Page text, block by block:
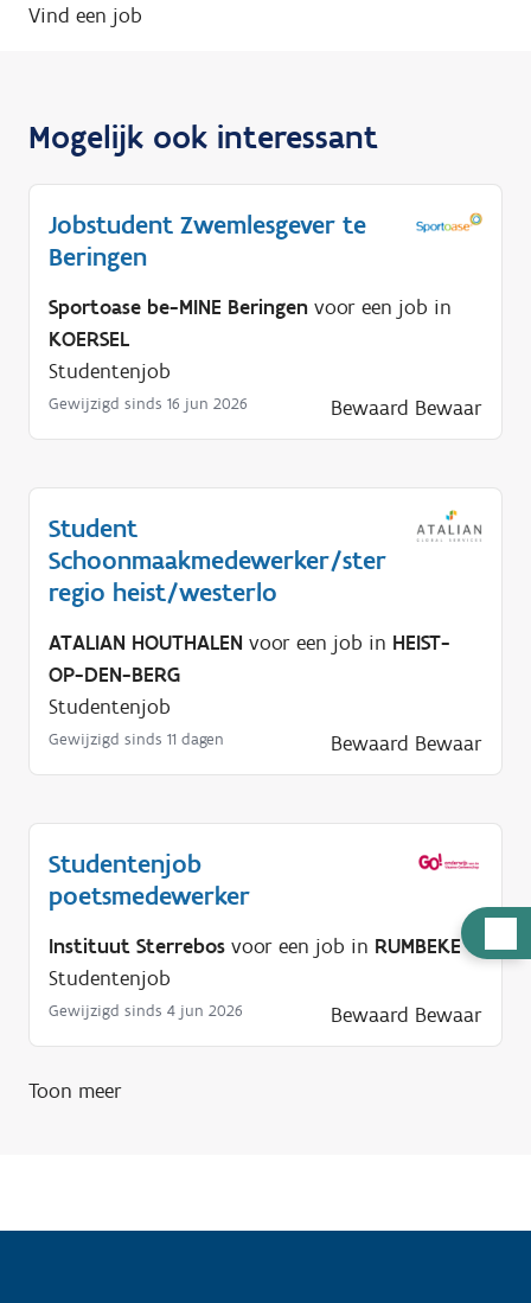
u
p
Vind een job
Mogelijk ook interessant
Jobstudent Zwemlesgever te
Beringen
Sportoase be-MINE Beringen voor een job in
KOERSEL
Studentenjob
Gewijzigd sinds 16 jun 2026 Bewaard Bewaar
Student
Schoonmaakmedewerker/ster
regio heist/westerlo
ATALIAN HOUTHALEN voor een job in HEIST-
OP-DEN-BERG
Studentenjob
Gewijzigd sinds 11 dagen Bewaard Bewaar
Studentenjob
poetsmedewerker
Instituut Sterrebos voor een job in RUMBEKE
Studentenjob
Gewijzigd sinds 4 jun 2026 Bewaard Bewaar
Toon meer